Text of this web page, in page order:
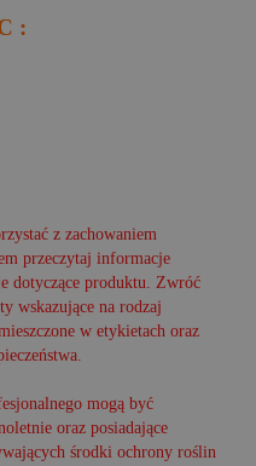
:
z zachowaniem
przeczytaj informacje
dotyczące produktu. Zwróć
wskazujące na rodzaj
w etykietach oraz
mogą być
oraz posiadające
środki ochrony roślin